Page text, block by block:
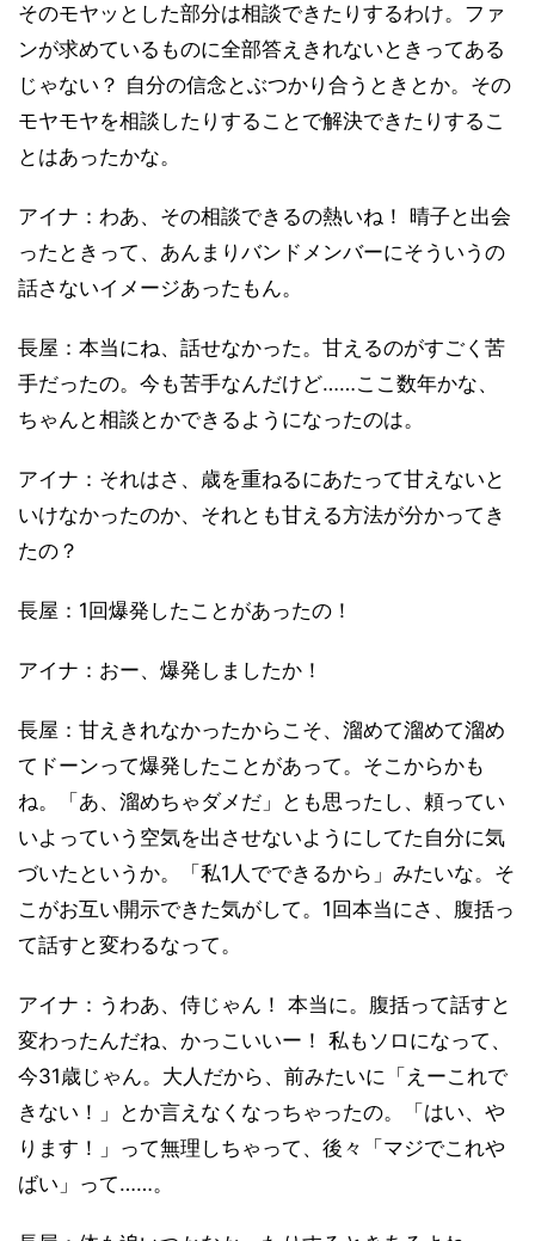
そのモヤッとした部分は相談できたりするわけ。ファ
ンが求めているものに全部答えきれないときってある
じゃない？ 自分の信念とぶつかり合うときとか。その
モヤモヤを相談したりすることで解決できたりするこ
とはあったかな。
アイナ：わあ、その相談できるの熱いね！ 晴子と出会
ったときって、あんまりバンドメンバーにそういうの
話さないイメージあったもん。
長屋：本当にね、話せなかった。甘えるのがすごく苦
手だったの。今も苦手なんだけど……ここ数年かな、
ちゃんと相談とかできるようになったのは。
アイナ：それはさ、歳を重ねるにあたって甘えないと
いけなかったのか、それとも甘える方法が分かってき
たの？
長屋：1回爆発したことがあったの！
アイナ：おー、爆発しましたか！
長屋：甘えきれなかったからこそ、溜めて溜めて溜め
てドーンって爆発したことがあって。そこからかも
ね。「あ、溜めちゃダメだ」とも思ったし、頼ってい
いよっていう空気を出させないようにしてた自分に気
づいたというか。「私1人でできるから」みたいな。そ
こがお互い開示できた気がして。1回本当にさ、腹括っ
て話すと変わるなって。
アイナ：うわあ、侍じゃん！ 本当に。腹括って話すと
変わったんだね、かっこいいー！ 私もソロになって、
今31歳じゃん。大人だから、前みたいに「えーこれで
きない！」とか言えなくなっちゃったの。「はい、や
ります！」って無理しちゃって、後々「マジでこれや
ばい」って……。